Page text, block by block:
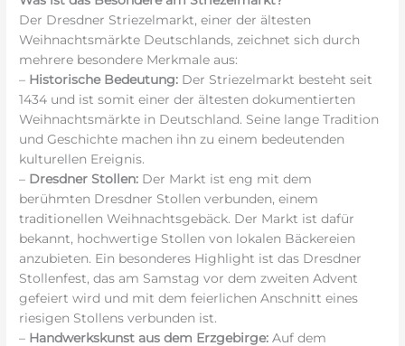
Der Dresdner Striezelmarkt, einer der ältesten
Weihnachtsmärkte Deutschlands, zeichnet sich durch
mehrere besondere Merkmale aus:
– Historische Bedeutung: Der Striezelmarkt besteht seit
1434 und ist somit einer der ältesten dokumentierten
Weihnachtsmärkte in Deutschland. Seine lange Tradition
und Geschichte machen ihn zu einem bedeutenden
kulturellen Ereignis.
– Dresdner Stollen: Der Markt ist eng mit dem
berühmten Dresdner Stollen verbunden, einem
traditionellen Weihnachtsgebäck. Der Markt ist dafür
bekannt, hochwertige Stollen von lokalen Bäckereien
anzubieten. Ein besonderes Highlight ist das Dresdner
Stollenfest, das am Samstag vor dem zweiten Advent
gefeiert wird und mit dem feierlichen Anschnitt eines
riesigen Stollens verbunden ist.
– Handwerkskunst aus dem Erzgebirge: Auf dem